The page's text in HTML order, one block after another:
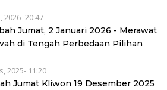
2026- 20:47
Jumat, 2 Januari 2026 - Merawat
di Tengah Perbedaan Pilihan
2025- 11:20
Jumat Kliwon 19 Desember 2025